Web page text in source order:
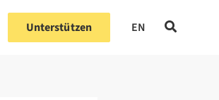
Unterstützen EN